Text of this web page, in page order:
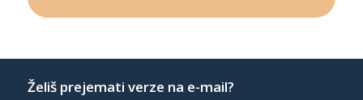
Želiš prejemati verze na e-mail?